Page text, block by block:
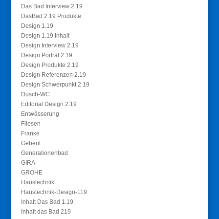
Das Bad Interview 2.19
DasBad 2.19 Produkte
Design 1.19
Design 1.19 Inhalt
Design Interview 2.19
Design Porträt 2.19
Design Produkte 2.19
Design Referenzen 2.19
Design Schwerpunkt 2.19
Dusch-WC
Editorial Design 2.19
Entwässerung
Fliesen
Franke
Geberit
Generationenbad
GIRA
GROHE
Haustechnik
Haustechnik-Design-119
Inhalt Das Bad 1.19
Inhalt das Bad 219